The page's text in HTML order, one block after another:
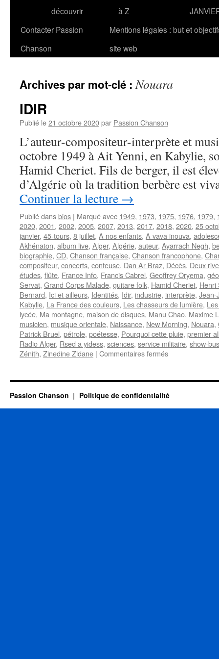
découvrir
à Z
Contacter Passion
Chanson
Mentions légales : but et
site web
Archives par mot-clé :Nouara
IDIR
Publié le21 octobre 2020par Passion Chanson
L’auteur-compositeur-interprète et
octobre 1949 à Ait Yenni, en Kabylie,
Hamid Cheriet. Fils de berger, il est
d’Algérie où la tradition berbère est
Continuer la lecture →
Publié dansbios | Marqué avec 1949, 1973, 1975, 1976, 1979,
2020, 2001, 2002, 2005, 2007, 2013, 2017, 2018, 2020, 25
janvier, 45-tours, 8 juillet, A nos enfants, A vava inouva,
Akhénaton, album live, Alger, Algérie, auteur, Ayarrach Negh,
biographie, CD, Chanson française, Chanson francophone,
compositeur, concerts, conteuse, Dan Ar Braz, Décès, Deux
études, flûte, France Info, Francis Cabrel, Geoffrey Oryema,
Servat, Grand Corps Malade, guitare folk, Hamid Cheriet, Henri
Bernard, Ici et ailleurs, Identités, Idir, industrie, interprète, Jean-
Kabylie, La France des couleurs, Les chasseurs de lumière,
lycée, Ma montagne, maison de disques, Manu Chao, Maxime
musicien, musique orientale, Naissance, New Morning, Nouara,
Patrick Bruel, pétrole, poétesse, Pourquoi cette pluie, premier
Radio Alger, Rsed a yidess, sciences, service militaire, show-
Zénith, Zinedine Zidane | Commentaires ferméssur
Passion Chanson Politique de confidentialité